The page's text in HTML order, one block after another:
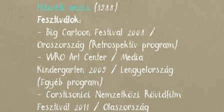
Húsvéti anzix (1988)
Fesztiválok:
- Big Cartoon Festival 2008 /
Oroszország (Retrospektív program)
- WRO Art Center / Media
Kindergarten 2009 / Lengyelország
(Egyéb program)
- Corstisonici Nemzetközi Rövidfilm
Fesztivál 2011 / Olaszország